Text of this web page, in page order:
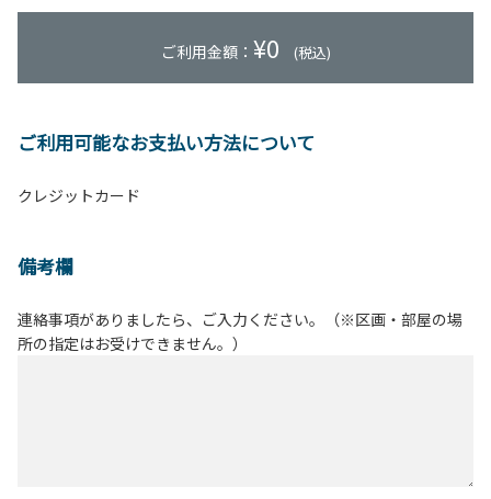
ご利用金額： ¥0 (税込)
ご利用可能なお支払い方法について
クレジットカード
備考欄
連絡事項がありましたら、ご入力ください。（※区画・部屋の場
所の指定はお受けできません。）